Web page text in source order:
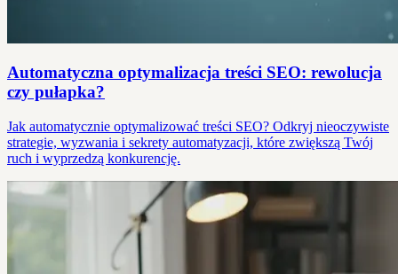
Automatyczna optymalizacja treści SEO: rewolucja
czy pułapka?
Jak automatycznie optymalizować treści SEO? Odkryj nieoczywiste
strategie, wyzwania i sekrety automatyzacji, które zwiększą Twój
ruch i wyprzedzą konkurencję.